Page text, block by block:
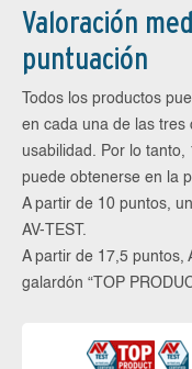
Valoración
puntuación
Todos los productos
en cada una de las tres
usabilidad. Por lo
puede obtenerse en la
A partir de 10 puntos,
AV-TEST.
A partir de 17,5 puntos,
galardón “TOP